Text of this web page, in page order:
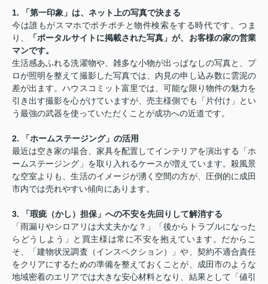
1. 「第一印象」は、ネット上の写真で決まる
今は誰もがスマホでポチポチと物件検索をする時代です。つま
り、
「ポータルサイトに掲載された写真」が、お客様の家の営業
マンです。
生活感あふれる洗濯物や、雑多な小物が出っぱなしの写真と、プ
ロが照明を整えて撮影した写真では、内見の申し込み数に雲泥の
差が出ます。ハウスコミット富里では、可能な限り物件の魅力を
引き出す撮影を心がけていますが、売主様側でも「片付け」とい
う最強の武器を使っていただくことが成功への近道です。
2. 「ホームステージング」の活用
最近は空き家の場合、家具を配置してインテリアを演出する「ホ
ームステージング」を取り入れるケースが増えています。殺風景
な空室よりも、生活のイメージが湧く空間の方が、圧倒的に成田
市内では売れやすい傾向にあります。
3. 「瑕疵（かし）担保」への不安を先回りして解消する
「雨漏りやシロアリは大丈夫かな？」「後からトラブルになった
らどうしよう」と買主様は常に不安を抱えています。だからこ
そ、「建物状況調査（インスペクション）」や、契約不適合責任
をクリアにするための準備を整えておくことが、成田市のような
地域密着のエリアでは大きな安心材料となり、結果として「値引